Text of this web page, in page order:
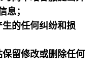
息；
的任何纠纷和损
留修改或删除任何